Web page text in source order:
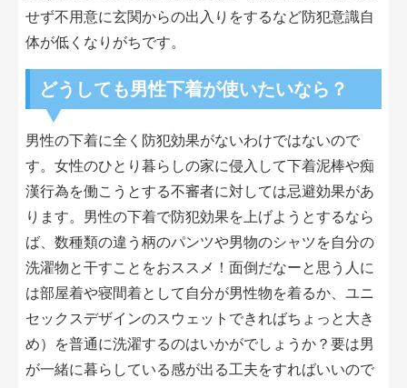
せず不用意に玄関からの出入りをするなど防犯意識自
体が低くなりがちです。
どうしても男性下着が使いたいなら？
男性の下着に全く防犯効果がないわけではないので
す。女性のひとり暮らしの家に侵入して下着泥棒や痴
漢行為を働こうとする不審者に対しては忌避効果があ
ります。男性の下着で防犯効果を上げようとするなら
ば、数種類の違う柄のパンツや男物のシャツを自分の
洗濯物と干すことをおススメ！面倒だなーと思う人に
は部屋着や寝間着として自分が男性物を着るか、ユニ
セックスデザインのスウェットできればちょっと大き
め）を普通に洗濯するのはいかがでしょうか？要は男
が一緒に暮らしている感が出る工夫をすればいいので